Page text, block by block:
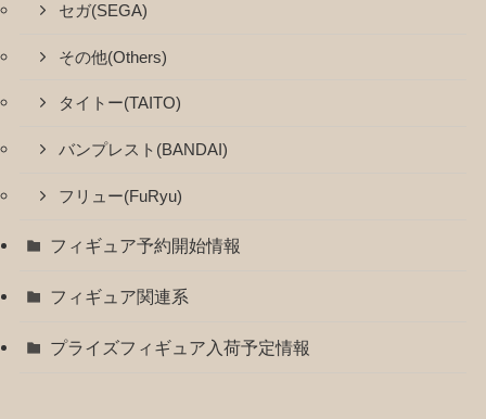
セガ(SEGA)
その他(Others)
タイトー(TAITO)
バンプレスト(BANDAI)
フリュー(FuRyu)
フィギュア予約開始情報
フィギュア関連系
プライズフィギュア入荷予定情報